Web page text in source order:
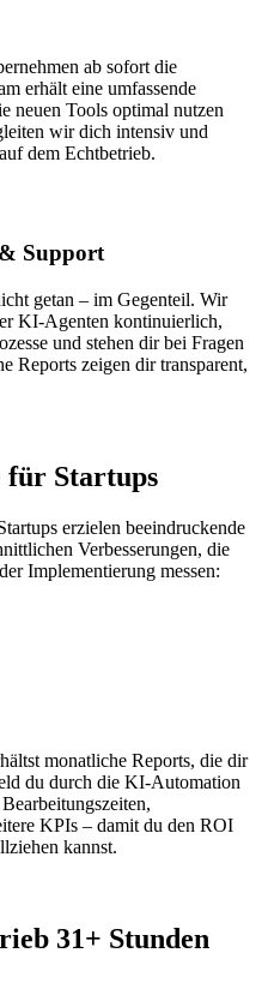
ab sofort die
erhält eine umfassende
neuen Tools optimal nutzen
wir dich intensiv und
dem Echtbetrieb.
Support
getan – im Gegenteil. Wir
KI-Agenten kontinuierlich,
und stehen dir bei Fragen
Reports zeigen dir transparent,
für Startups
erzielen beeindruckende
Verbesserungen, die
Implementierung messen:
monatliche Reports, die dir
du durch die KI-Automation
KPIs – damit du den ROI
kannst.
31+ Stunden